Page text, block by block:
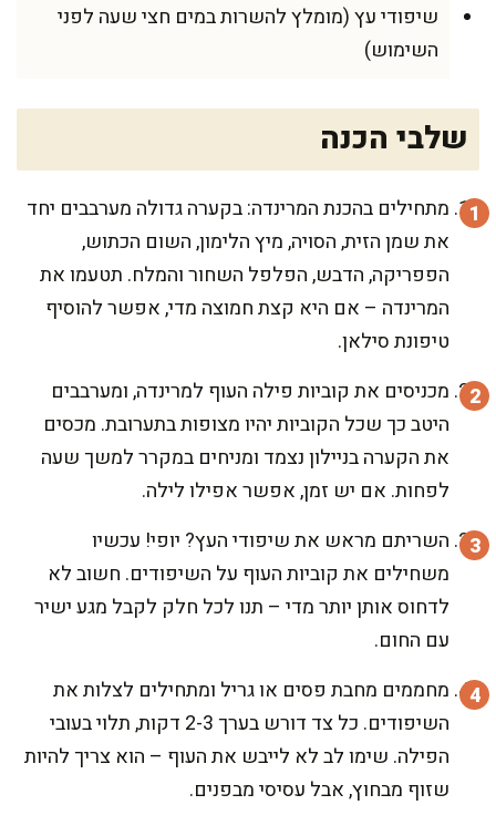
שיפודי עץ (מומלץ להשרות במים חצי שעה לפני
השימוש)
שלבי הכנה
מתחילים בהכנת המרינדה: בקערה גדולה מערבבים יחד
את שמן הזית, הסויה, מיץ הלימון, השום הכתוש,
הפפריקה, הדבש, הפלפל השחור והמלח. תטעמו את
המרינדה – אם היא קצת חמוצה מדי, אפשר להוסיף
טיפונת סילאן.
מכניסים את קוביות פילה העוף למרינדה, ומערבבים
היטב כך שכל הקוביות יהיו מצופות בתערובת. מכסים
את הקערה בניילון נצמד ומניחים במקרר למשך שעה
לפחות. אם יש זמן, אפשר אפילו לילה.
השריתם מראש את שיפודי העץ? יופי! עכשיו
משחילים את קוביות העוף על השיפודים. חשוב לא
לדחוס אותן יותר מדי – תנו לכל חלק לקבל מגע ישיר
עם החום.
מחממים מחבת פסים או גריל ומתחילים לצלות את
השיפודים. כל צד דורש בערך 2-3 דקות, תלוי בעובי
הפילה. שימו לב לא לייבש את העוף – הוא צריך להיות
שזוף מבחוץ, אבל עסיסי מבפנים.